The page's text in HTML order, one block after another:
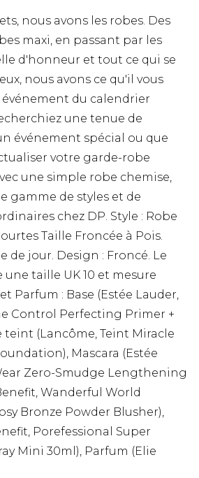
nous avons les robes. Des
maxi, en passant par les
d'honneur et tout ce qui se
nous avons ce qu'il vous
du calendrier
une tenue de
événement spécial ou que
votre garde-robe
une simple robe chemise,
gamme de styles et de
chez DP. Style : Robe
Taille Froncée à Pois.
de jour. Design : Froncé. Le
taille UK 10 et mesure
Parfum : Base (Estée Lauder,
Control Perfecting Primer +
teint (Lancôme, Teint Miracle
Mascara (Estée
Zero-Smudge Lengthening
Wanderful World
Bronze Powder Blusher),
Porefessional Super
Mini 30ml), Parfum (Elie